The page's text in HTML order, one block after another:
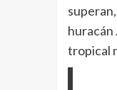
huracán
tropical